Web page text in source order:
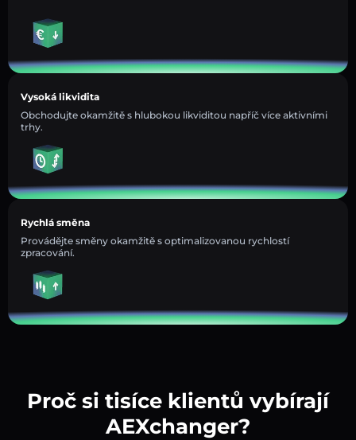
Vysoká likvidita
Obchodujte okamžitě s hlubokou likviditou napříč více aktivními
trhy.
Rychlá směna
Provádějte směny okamžitě s optimalizovanou rychlostí
zpracování.
Proč si tisíce klientů vybírají
AEXchanger?